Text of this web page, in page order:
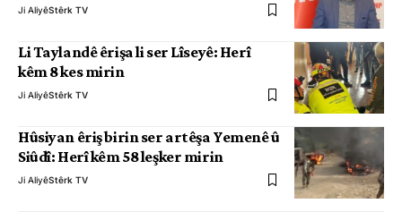
Ji AliyêStêrk TV
Li Taylandê êrişa li ser Lîseyê: Herî
kêm 8 kes mirin
Ji AliyêStêrk TV
Hûsiyan êriş birin ser artêşa Yemenê û
Siûdî: Herî kêm 58 leşker mirin
Ji AliyêStêrk TV